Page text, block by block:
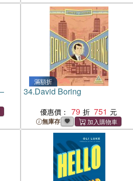
滿額折
34.David Boring
優惠價： 79 751
無庫存